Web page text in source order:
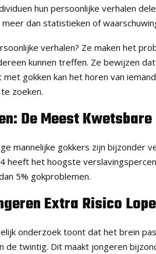
hun persoonlijke verhalen
dan statistieken of
verhalen? Ze maken het
kunnen treffen. Ze bewijzen
gokken kan het horen van
zoeken.
De Meest Kwetsbare
mannelijke gokkers zijn bijzonder
heeft het hoogste
5% gokproblemen.
Extra Risico
onderzoek toont dat het brein
de twintig. Dit maakt jongeren